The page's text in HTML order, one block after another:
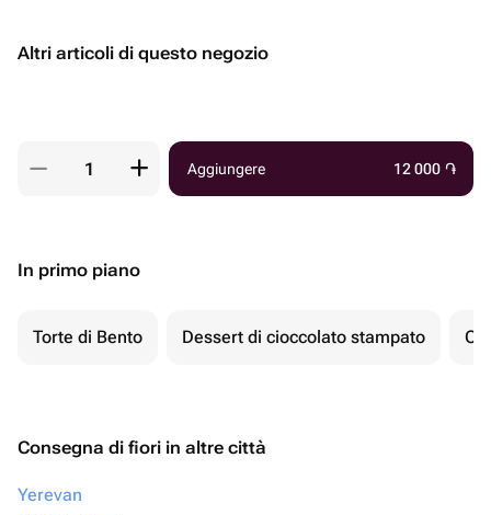
Altri articoli di questo negozio
Aggiungere 12 000 ֏
In primo piano
Torte di Bento Dessert di cioccolato stampato
Consegna di fiori in altre città
Yerevan